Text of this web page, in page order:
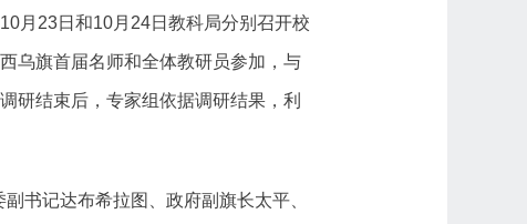
月23日和10月24日教科局分别召开校
乌旗首届名师和全体教研员参加，与
研结束后，专家组依据调研结果，利
书记达布希拉图、政府副旗长太平、